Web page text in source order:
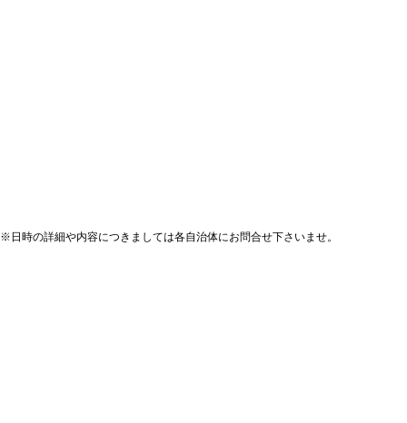
※日時の詳細や内容につきましては各自治体にお問合せ下さいませ。